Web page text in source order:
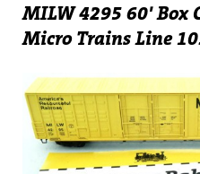
MILW 4295 60' Box
Micro Trains Line